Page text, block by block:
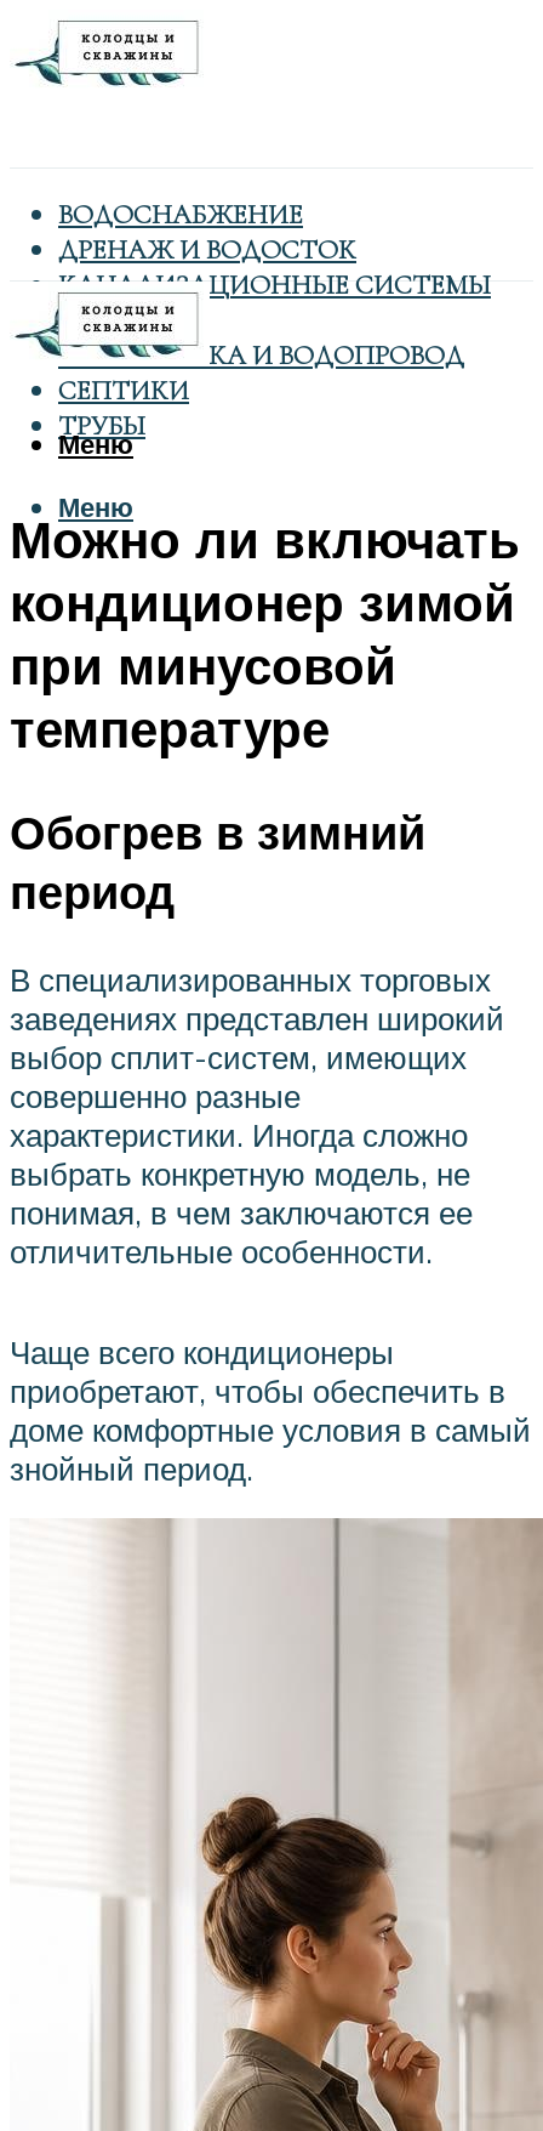
ВОДОСНАБЖЕНИЕ
ДРЕНАЖ И ВОДОСТОК
КАНАЛИЗАЦИОННЫЕ СИСТЕМЫ
КОЛОДЦЫ
САНТЕХНИКА И ВОДОПРОВОД
СЕПТИКИ
ТРУБЫ
Меню
Меню
Можно ли включать
кондиционер зимой
при минусовой
температуре
Обогрев в зимний
период
В специализированных торговых
заведениях представлен широкий
выбор сплит-систем, имеющих
совершенно разные
характеристики. Иногда сложно
выбрать конкретную модель, не
понимая, в чем заключаются ее
отличительные особенности.
Чаще всего кондиционеры
приобретают, чтобы обеспечить в
доме комфортные условия в самый
знойный период.